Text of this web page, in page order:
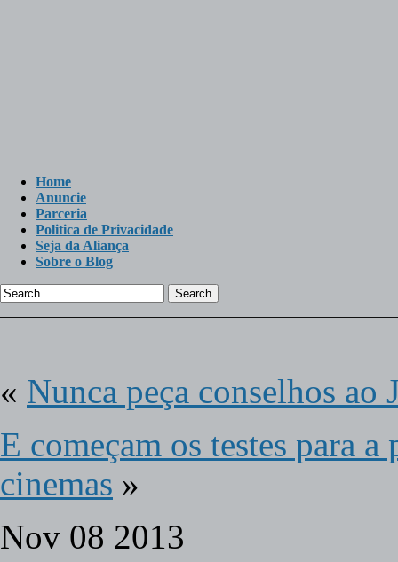
Home
Anuncie
Parceria
Politica de Privacidade
Seja da Aliança
Sobre o Blog
Search
« Nunca peça conselhos ao
E começam os testes para
cinemas »
Nov 08 2013